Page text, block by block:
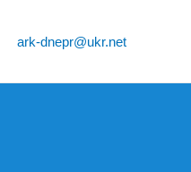
ark-dnepr@ukr.net